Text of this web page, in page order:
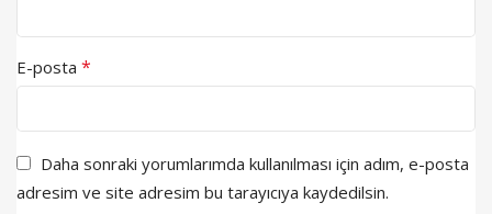
E-posta *
Daha sonraki yorumlarımda kullanılması için adım, e-posta
adresim ve site adresim bu tarayıcıya kaydedilsin.